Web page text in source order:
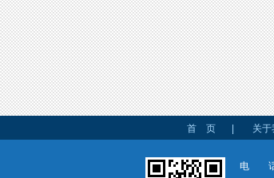
首 页 关于
电 话